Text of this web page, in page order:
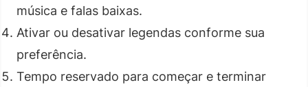
música e falas baixas.
Ativar ou desativar legendas conforme sua
preferência.
Tempo reservado para começar e terminar